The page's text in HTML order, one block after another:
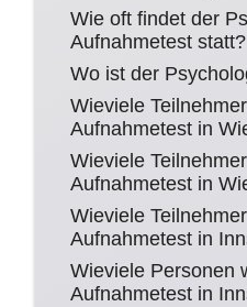
Wie oft findet der
Aufnahmetest statt?
Wo ist der
Wieviele
Aufnahmetest in
Wieviele
Aufnahmetest in
Wieviele
Aufnahmetest in
Wieviele Personen
Aufnahmetest in